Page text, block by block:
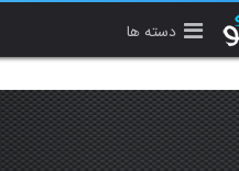
دسته ها